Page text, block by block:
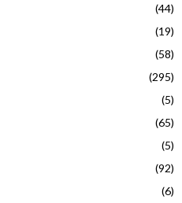
(44)
(19)
(58)
(295)
(5)
(65)
(5)
(92)
(6)